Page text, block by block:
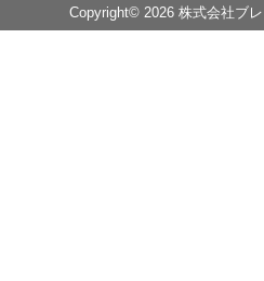
Copyright© 2026 株式会社ブ